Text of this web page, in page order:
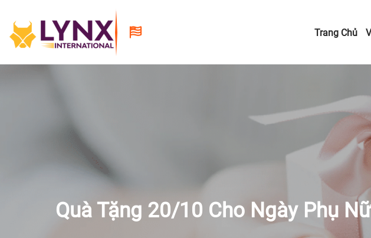
Trang Chủ
Quà Tặng 20/10 Cho Ngày Phụ